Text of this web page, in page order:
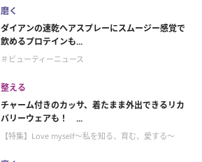
磨く
ダイアンの速乾ヘアスプレーにスムージー感覚で
飲めるプロテインも...
＃ビューティーニュース
整える
チャーム付きのカッサ、着たまま外出できるリカ
バリーウェアも！ ...
【特集】Love myself～私を知る、育む、愛する～